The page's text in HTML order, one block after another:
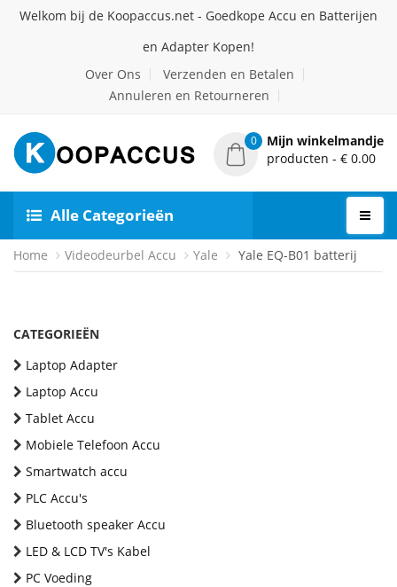
Welkom bij de Koopaccus.net - Goedkope Accu en Batterijen
en Adapter Kopen!
Over Ons
Verzenden en Betalen
Annuleren en Retourneren
0
Mijn winkelmandje
producten - € 0.00
Alle Categorieën
Home Videodeurbel Accu Yale Yale EQ-B01 batterij
CATEGORIEËN
Laptop Adapter
Laptop Accu
Tablet Accu
Mobiele Telefoon Accu
Smartwatch accu
PLC Accu's
Bluetooth speaker Accu
LED & LCD TV's Kabel
PC Voeding